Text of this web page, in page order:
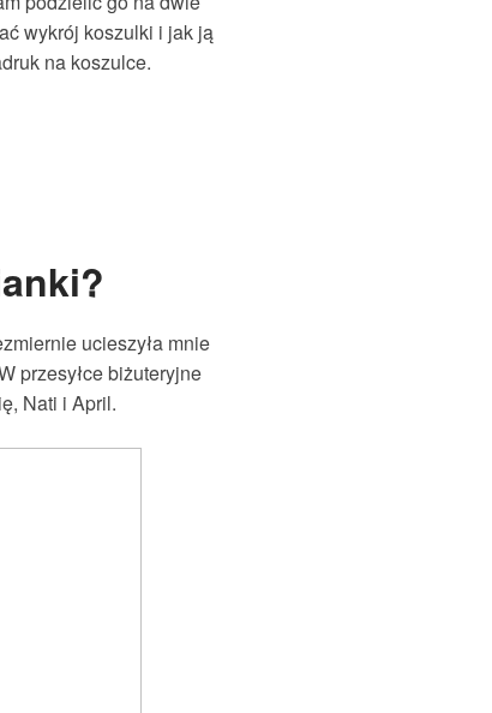
wykrój koszulki i jak ją
na koszulce.
ucieszyła mnie
przesyłce biżuteryjne
Nati i April.